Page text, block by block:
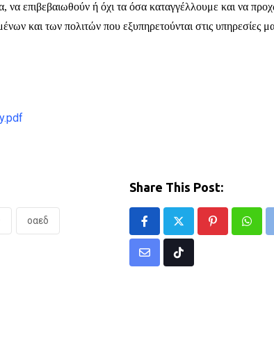
να επιβεβαιωθούν ή όχι τα όσα καταγγέλλουμε και να
και των πολιτών που εξυπηρετούνται στις υπηρεσίες
οαεδ
Share This Post:
Pinterest
Share
Tiktok